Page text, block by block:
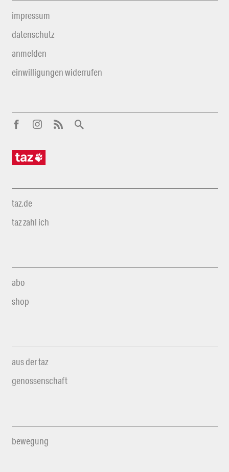
impressum
datenschutz
anmelden
einwilligungen widerrufen
taz.de
taz zahl ich
abo
shop
aus der taz
genossenschaft
bewegung